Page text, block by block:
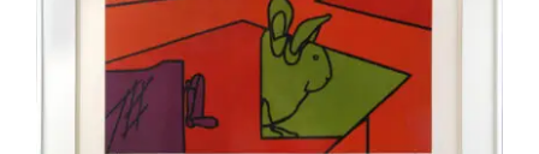
Area revue)s(
Valerio Adami – Étude pour les courts
de tennis